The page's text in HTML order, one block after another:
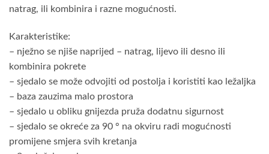
natrag, ili kombinira i razne mogućnosti.
Karakteristike:
– nježno se njiše naprijed – natrag, lijevo ili desno ili
kombinira pokrete
– sjedalo se može odvojiti od postolja i koristiti kao ležaljka
– baza zauzima malo prostora
– sjedalo u obliku gnijezda pruža dodatnu sigurnost
– sjedalo se okreće za 90 ° na okviru radi mogućnosti
promijene smjera svih kretanja